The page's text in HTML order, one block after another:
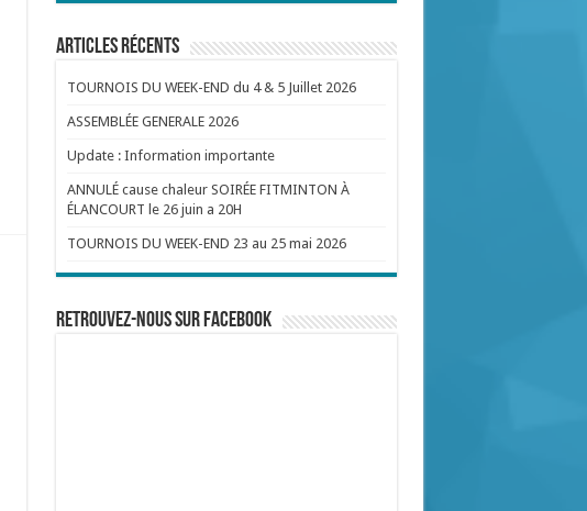
Articles récents
TOURNOIS DU WEEK-END du 4 & 5 Juillet 2026
ASSEMBLÉE GENERALE 2026
Update : Information importante
ANNULÉ cause chaleur SOIRÉE FITMINTON À
ÉLANCOURT le 26 juin a 20H
TOURNOIS DU WEEK-END 23 au 25 mai 2026
Retrouvez-nous sur Facebook